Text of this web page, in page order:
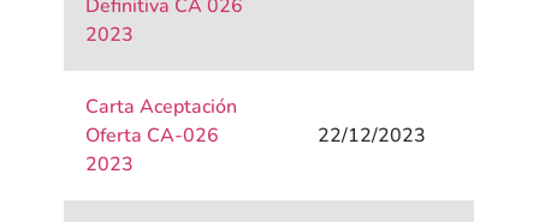
Definitiva CA 026
2023
Carta Aceptación
Oferta CA-026
2023
22/12/2023